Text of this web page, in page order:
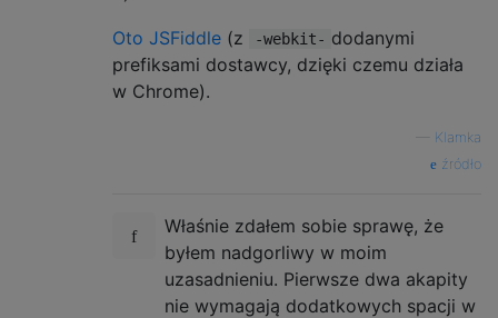
Oto JSFiddle (z -webkit- dodanymi
prefiksami dostawcy, dzięki czemu działa
w Chrome).
Klamka
źródło
Właśnie zdałem sobie sprawę, że
byłem nadgorliwy w moim
uzasadnieniu. Pierwsze dwa akapity
nie wymagają dodatkowych spacji w